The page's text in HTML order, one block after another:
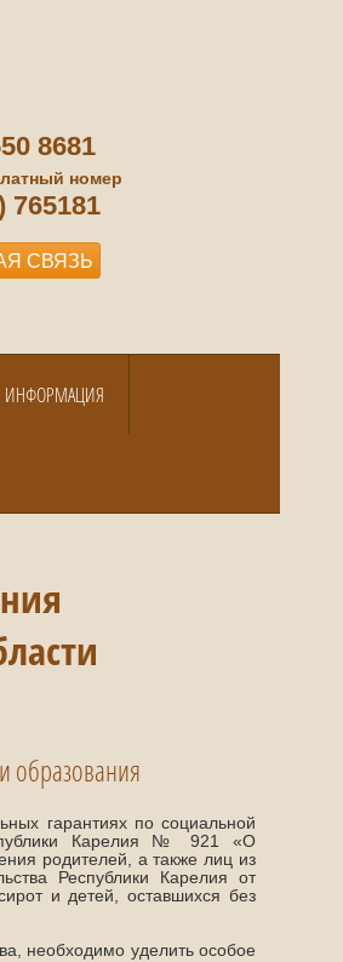
8681
номер
765181
СВЯЗЬ
ИНФОРМАЦИЯ
образования
гарантиях по социальной
Карелия № 921 «О
родителей, а также лиц из
Республики Карелия от
и детей, оставшихся без
необходимо уделить особое